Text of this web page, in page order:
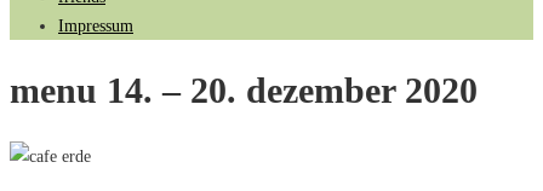
Impressum
menu 14. – 20. dezember 2020